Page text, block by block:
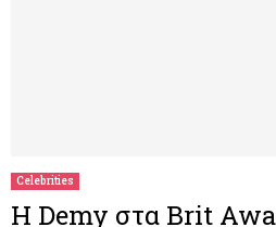
Celebrities
Η Demy στα Brit